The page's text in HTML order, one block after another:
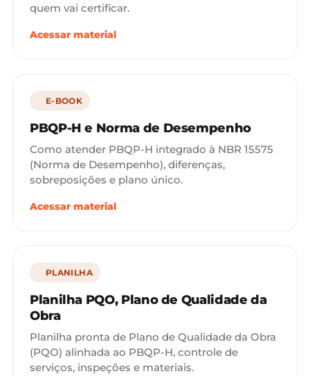
quem vai certificar.
Acessar material
E-BOOK
PBQP-H e Norma de Desempenho
Como atender PBQP-H integrado à NBR 15575
(Norma de Desempenho), diferenças,
sobreposições e plano único.
Acessar material
PLANILHA
Planilha PQO, Plano de Qualidade da
Obra
Planilha pronta de Plano de Qualidade da Obra
(PQO) alinhada ao PBQP-H, controle de
serviços, inspeções e materiais.